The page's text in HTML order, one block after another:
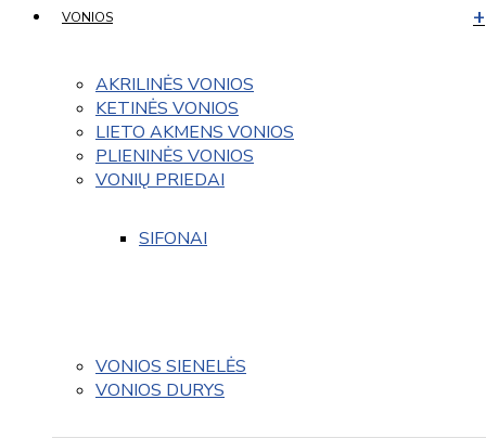
VONIOS
AKRILINĖS VONIOS
KETINĖS VONIOS
LIETO AKMENS VONIOS
PLIENINĖS VONIOS
VONIŲ PRIEDAI
SIFONAI
VONIOS SIENELĖS
VONIOS DURYS